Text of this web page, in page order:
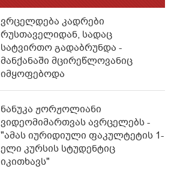
ვრცელდება კადრები
რუსთაველიდან, სადაც
სატვირთო გადაბრუნდა -
მანქანაში მცირეწლოვანიც
იმყოფებოდა
ნანუკა ჟორჟოლიანი
ვიდეომიმართვას ავრცელებს -
"ამას იურიდიული ფაკულტეტის 1-
ელი კურსის სტუდენტიც
იკითხავს"